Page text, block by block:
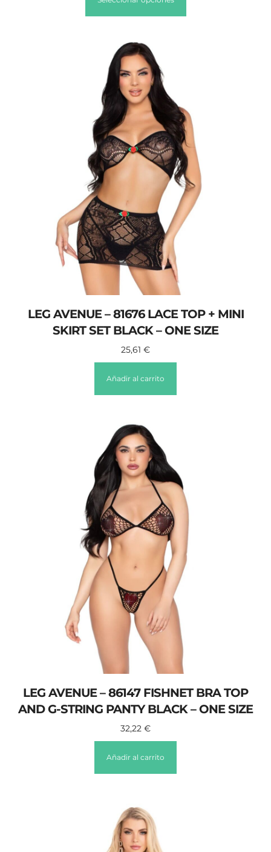
LEG AVENUE – 81676 LACE TOP + MINI
SKIRT SET BLACK – ONE SIZE
25,61 €
Añadir al carrito
LEG AVENUE – 86147 FISHNET BRA TOP
AND G-STRING PANTY BLACK – ONE SIZE
32,22 €
Añadir al carrito